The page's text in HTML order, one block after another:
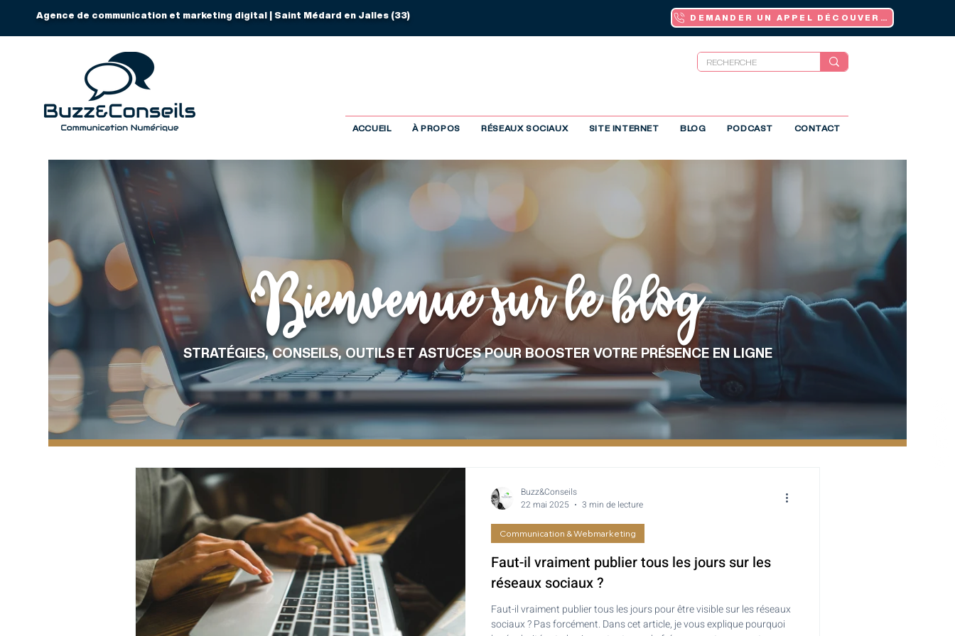
Agence de communication et marketing digital | Saint Médard en Jalles (33) DEMANDER UN APPEL DÉCOUVERTE
ACCUEIL À PROPOS RÉSEAUX SOCIAUX SITE INTERNET BLOG PODCAST CONTACT
Bienvenue sur le blog
STRATÉGIES, CONSEILS, OUTILS ET ASTUCES POUR BOOSTER VOTRE PRÉSENCE EN LIGNE
Faut-il vraiment publier tous les jours sur les
réseaux sociaux ?
Faut-il vraiment publier tous les jours pour être visible sur les réseaux
sociaux ? Pas forcément. Dans cet article, je vous explique pourquoi
Communication & Webmarketing
Buzz&Conseils
22 mai 2025
3 min de lecture